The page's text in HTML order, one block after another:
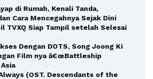
di Rumah, Kenali Tanda,
Cara Mencegahnya Sejak Dini
TVXQ Siap Tampil setelah Selesai
Dengan DOTS, Song Joong Ki
Film nya â€œBattleship
Asia
(OST. Descendants of the